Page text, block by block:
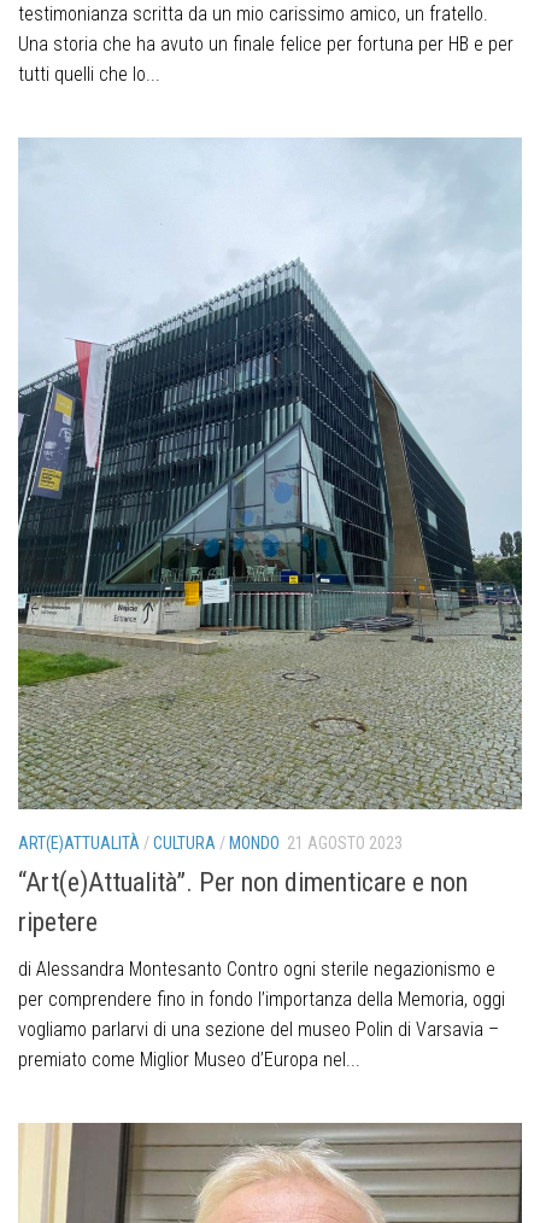
testimonianza scritta da un mio carissimo amico, un fratello.
Una storia che ha avuto un finale felice per fortuna per HB e per
tutti quelli che lo...
ART(E)ATTUALITÀ/CULTURA/ MONDO 21 AGOSTO 2023
“Art(e)Attualità”. Per non dimenticare e non
ripetere
di Alessandra Montesanto Contro ogni sterile negazionismo e
per comprendere fino in fondo l’importanza della Memoria, oggi
vogliamo parlarvi di una sezione del museo Polin di Varsavia –
premiato come Miglior Museo d’Europa nel...